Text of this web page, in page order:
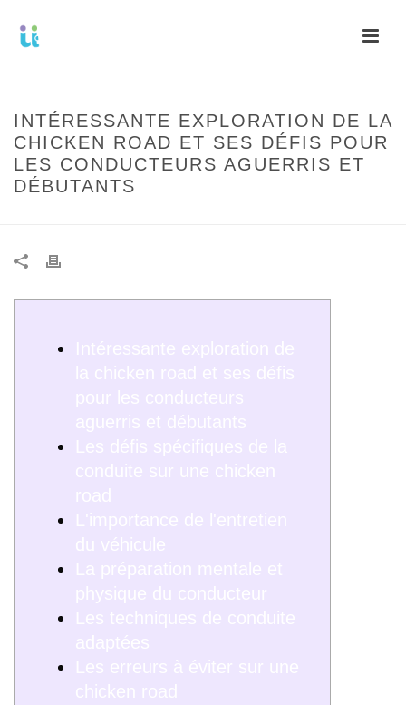
INTÉRESSANTE EXPLORATION DE LA
CHICKEN ROAD ET SES DÉFIS POUR
LES CONDUCTEURS AGUERRIS ET
DÉBUTANTS
Intéressante exploration de
la chicken road et ses défis
pour les conducteurs
aguerris et débutants
Les défis spécifiques de la
conduite sur une chicken
road
L'importance de l'entretien
du véhicule
La préparation mentale et
physique du conducteur
Les techniques de conduite
adaptées
Les erreurs à éviter sur une
chicken road